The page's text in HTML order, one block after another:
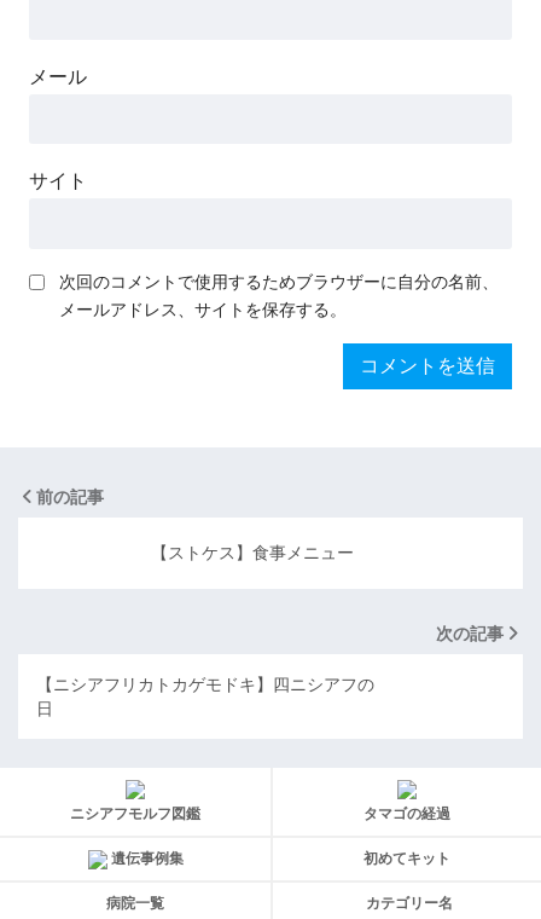
メール
サイト
次回のコメントで使用するためブラウザーに自分の名前、
メールアドレス、サイトを保存する。
前の記事
【ストケス】食事メニュー
次の記事
【ニシアフリカトカゲモドキ】四ニシアフの
日
ニシアフモルフ図鑑 タマゴの経過
遺伝事例集 初めてキット
病院一覧 カテゴリー名